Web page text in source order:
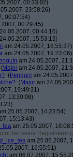
00:33:02)
23:58:26)
00:07:54)
00:29:45)
00:44:16)
15:53:13)
am 24.05.2007, 16:55:37)
am 24.05.2007, 19:23:06)
am 24.05.2007,
(Major am 24.05.2007,
(Penguin am
(Major am
19:49:31)
13:30:08)
25.05.2007, 14:23:54)
15:13:43)
am 25.05.2007,
hat seine
am 25.05.2007,
16:55:51)
am 06.07.2007,